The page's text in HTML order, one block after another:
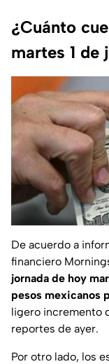
¿Cuánto
martes 1 de
De acuerdo a
financiero
jornada de hoy
pesos mexicanos
ligero incremento
reportes de ayer.
Por otro lado, los